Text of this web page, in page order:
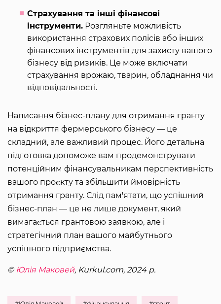
Страхування та інші фінансові
інструменти. Розгляньте можливість
використання страхових полісів або інших
фінансових інструментів для захисту вашого
бізнесу від ризиків. Це може включати
страхування врожаю, тварин, обладнання чи
відповідальності.
Написання бізнес-плану для отримання гранту
на відкриття фермерського бізнесу — це
складний, але важливий процес. Його детальна
підготовка допоможе вам продемонструвати
потенційним фінансувальникам перспективність
вашого проєкту та збільшити ймовірність
отримання гранту. Слід пам'ятати, що успішний
бізнес-план — це не лише документ, який
вимагається грантовою заявкою, але і
стратегічний план вашого майбутнього
успішного підприємства.
© Юлія Маковей, Kurkul.com, 2024 р.